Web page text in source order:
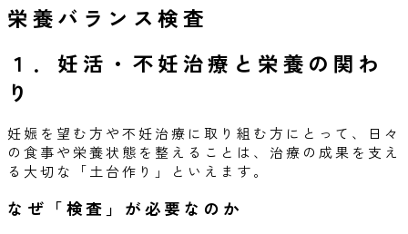
栄養バランス検査
１． 妊活・不妊治療と栄養の関わ
り
妊娠を望む方や不妊治療に取り組む方にとって、日々
の食事や栄養状態を整えることは、治療の成果を支え
る大切な「土台作り」といえます。
なぜ「検査」が必要なのか